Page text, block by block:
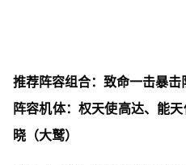
推荐阵容组合：致命一击暴击
阵容机体：权天使高达、能
晓（大鹫）